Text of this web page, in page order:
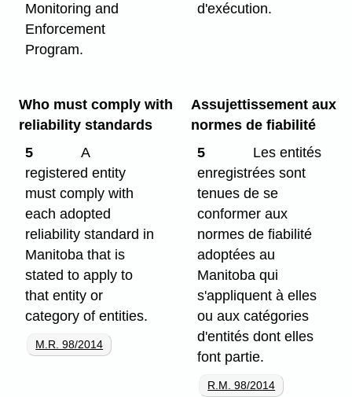
Monitoring and
Enforcement
Program.
d'exécution.
Who must comply with
reliability standards
5
A
registered entity
must comply with
each adopted
reliability standard in
Manitoba that is
stated to apply to
that entity or
category of entities.
M.R. 98/2014
Assujettissement aux
normes de fiabilité
5
Les entités
enregistrées sont
tenues de se
conformer aux
normes de fiabilité
adoptées au
Manitoba qui
s'appliquent à elles
ou aux catégories
d'entités dont elles
font partie.
R.M. 98/2014